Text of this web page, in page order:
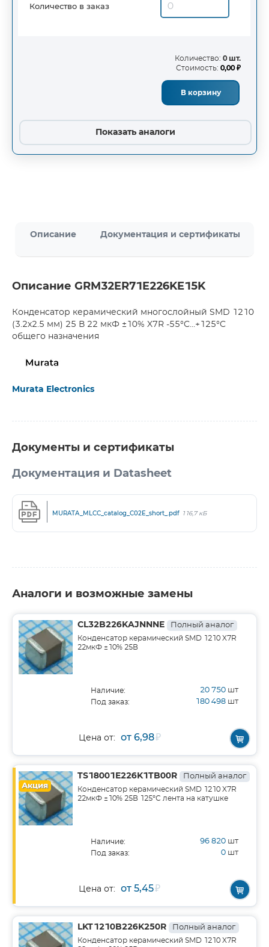
Количество в заказ
Количество: 0 шт.
Стоимость: 0,00 ₽
В корзину
Показать аналоги
Описание Документация и сертификаты
Описание GRM32ER71E226KE15K
Конденсатор керамический многослойный SMD 1210
(3.2х2.5 мм) 25 В 22 мкФ ±10% X7R -55°C…+125°C
общего назначения
Murata Electronics
Документы и сертификаты
Документация и Datasheet
MURATA_MLCC_catalog_C02E_short_.pdf 116,7 кБ
Аналоги и возможные замены
CL32B226KAJNNNE Полный аналог
Конденсатор керамический SMD 1210 X7R
22мкФ ±10% 25В
Наличие: 20 750 шт
Под заказ: 180 498 шт
Цена от: от 6,98₽
Акция
TS18001E226K1TB00R Полный аналог
Конденсатор керамический SMD 1210 X7R
22мкФ ±10% 25В 125°С лента на катушке
Наличие: 96 820 шт
Под заказ: 0 шт
Цена от: от 5,45₽
LKT1210B226K250R Полный аналог
Конденсатор керамический SMD 1210 X7R